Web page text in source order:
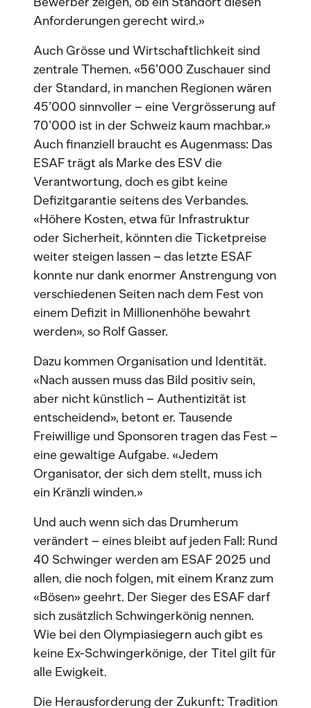
Anforderungen gerecht wird.»
Auch Grösse und Wirtschaftlichkeit sind
zentrale Themen. «56’000 Zuschauer sind
der Standard, in manchen Regionen wären
45’000 sinnvoller – eine Vergrösserung auf
70’000 ist in der Schweiz kaum machbar.»
Auch finanziell braucht es Augenmass: Das
ESAF trägt als Marke des ESV die
Verantwortung, doch es gibt keine
Defizitgarantie seitens des Verbandes.
«Höhere Kosten, etwa für Infrastruktur
oder Sicherheit, könnten die Ticketpreise
weiter steigen lassen – das letzte ESAF
konnte nur dank enormer Anstrengung von
verschiedenen Seiten nach dem Fest von
einem Defizit in Millionenhöhe bewahrt
werden», so Rolf Gasser.
Dazu kommen Organisation und Identität.
«Nach aussen muss das Bild positiv sein,
aber nicht künstlich – Authentizität ist
entscheidend», betont er. Tausende
Freiwillige und Sponsoren tragen das Fest –
eine gewaltige Aufgabe. «Jedem
Organisator, der sich dem stellt, muss ich
ein Kränzli winden.»
Und auch wenn sich das Drumherum
verändert – eines bleibt auf jeden Fall: Rund
40 Schwinger werden am ESAF 2025 und
allen, die noch folgen, mit einem Kranz zum
«Bösen» geehrt. Der Sieger des ESAF darf
sich zusätzlich Schwingerkönig nennen.
Wie bei den Olympiasiegern auch gibt es
keine Ex-Schwingerkönige, der Titel gilt für
alle Ewigkeit.
Die Herausforderung der Zukunft: Tradition